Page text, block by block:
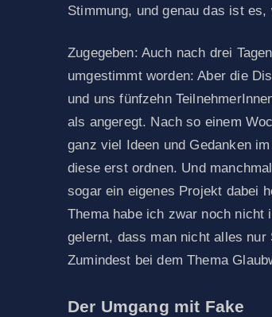
Stimmung, und genau das ist es,
Zugegeben: Auch nach drei
umgestimmt worden: Aber die
und uns fünfzehn
als angeregt. Nach so einem
ganz viel Ideen und Gedanken
diese erst ordnen. Und
sogar ein eigenes Projekt dabei
Thema habe ich zwar noch nicht
gelernt, dass man nicht alles
Zumindest bei dem Thema
Der Umgang mit Fake